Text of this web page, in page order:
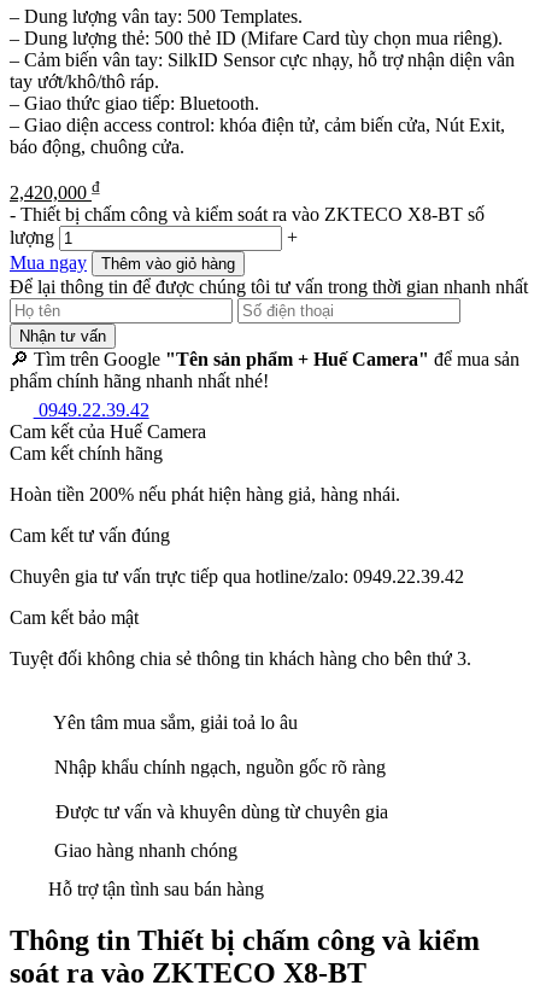
– Dung lượng vân tay: 500 Templates.
– Dung lượng thẻ: 500 thẻ ID (Mifare Card tùy chọn mua riêng).
– Cảm biến vân tay: SilkID Sensor cực nhạy, hỗ trợ nhận diện vân
tay ướt/khô/thô ráp.
– Giao thức giao tiếp: Bluetooth.
– Giao diện access control: khóa điện tử, cảm biến cửa, Nút Exit,
báo động, chuông cửa.
2,420,000 ₫
- Thiết bị chấm công và kiểm soát ra vào ZKTECO X8-BT số
lượng
+
Mua ngay
Thêm vào giỏ hàng
Để lại thông tin để được chúng tôi tư vấn trong thời gian nhanh nhất
Nhận tư vấn
🔎 Tìm trên Google "Tên sản phẩm + Huế Camera" để mua sản
phẩm chính hãng nhanh nhất nhé!
0949.22.39.42
Cam kết của Huế Camera
Cam kết chính hãng
Hoàn tiền 200% nếu phát hiện hàng giả, hàng nhái.
Cam kết tư vấn đúng
Chuyên gia tư vấn trực tiếp qua hotline/zalo: 0949.22.39.42
Cam kết bảo mật
Tuyệt đối không chia sẻ thông tin khách hàng cho bên thứ 3.
Yên tâm mua sắm, giải toả lo âu
Nhập khẩu chính ngạch, nguồn gốc rõ ràng
Được tư vấn và khuyên dùng từ chuyên gia
Giao hàng nhanh chóng
Hỗ trợ tận tình sau bán hàng
Thông tin Thiết bị chấm công và kiểm
soát ra vào ZKTECO X8-BT